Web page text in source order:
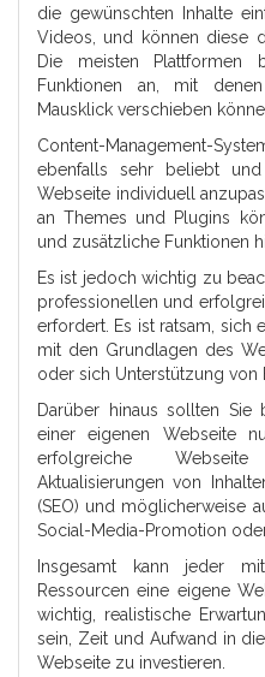
die gewünschten Inhalte
Videos, und können diese
Die meisten Plattformen
Funktionen an, mit
Mausklick verschieben
Content-Management-
ebenfalls sehr beliebt
Webseite individuell
an Themes und Plugins
und zusätzliche Funktionen
Es ist jedoch wichtig zu
professionellen und
erfordert. Es ist ratsam, sich
mit den Grundlagen des
oder sich Unterstützung von
Darüber hinaus sollten Sie
einer eigenen Webseite
erfolgreiche
Aktualisierungen von
(SEO) und möglicherweise
Social-Media-Promotion
Insgesamt kann jeder
Ressourcen eine eigene
wichtig, realistische
sein, Zeit und Aufwand in
Webseite zu investieren.